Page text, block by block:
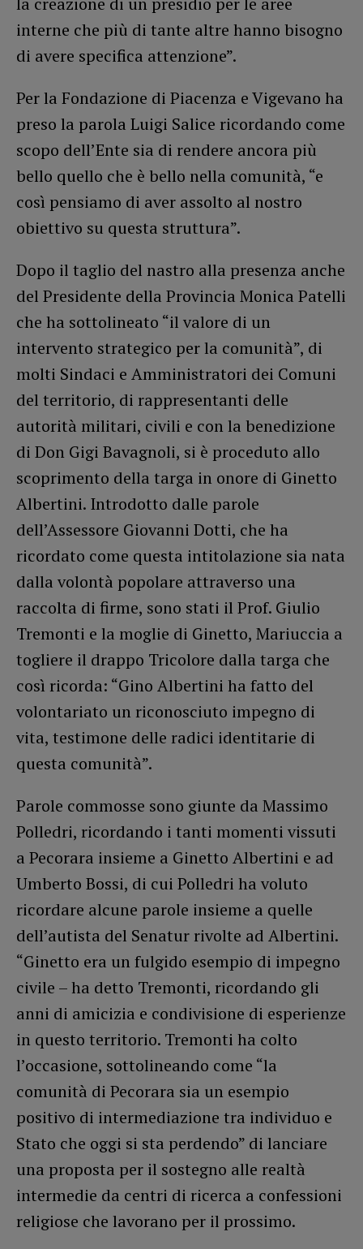
interne che più di tante altre hanno bisogno
di avere specifica attenzione”.
Per la Fondazione di Piacenza e Vigevano ha
preso la parola Luigi Salice ricordando come
scopo dell’Ente sia di rendere ancora più
bello quello che è bello nella comunità, “e
così pensiamo di aver assolto al nostro
obiettivo su questa struttura”.
Dopo il taglio del nastro alla presenza anche
del Presidente della Provincia Monica Patelli
che ha sottolineato “il valore di un
intervento strategico per la comunità”, di
molti Sindaci e Amministratori dei Comuni
del territorio, di rappresentanti delle
autorità militari, civili e con la benedizione
di Don Gigi Bavagnoli, si è proceduto allo
scoprimento della targa in onore di Ginetto
Albertini. Introdotto dalle parole
dell’Assessore Giovanni Dotti, che ha
ricordato come questa intitolazione sia nata
dalla volontà popolare attraverso una
raccolta di firme, sono stati il Prof. Giulio
Tremonti e la moglie di Ginetto, Mariuccia a
togliere il drappo Tricolore dalla targa che
così ricorda: “Gino Albertini ha fatto del
volontariato un riconosciuto impegno di
vita, testimone delle radici identitarie di
questa comunità”.
Parole commosse sono giunte da Massimo
Polledri, ricordando i tanti momenti vissuti
a Pecorara insieme a Ginetto Albertini e ad
Umberto Bossi, di cui Polledri ha voluto
ricordare alcune parole insieme a quelle
dell’autista del Senatur rivolte ad Albertini.
“Ginetto era un fulgido esempio di impegno
civile – ha detto Tremonti, ricordando gli
anni di amicizia e condivisione di esperienze
in questo territorio. Tremonti ha colto
l’occasione, sottolineando come “la
comunità di Pecorara sia un esempio
positivo di intermediazione tra individuo e
Stato che oggi si sta perdendo” di lanciare
una proposta per il sostegno alle realtà
intermedie da centri di ricerca a confessioni
religiose che lavorano per il prossimo.